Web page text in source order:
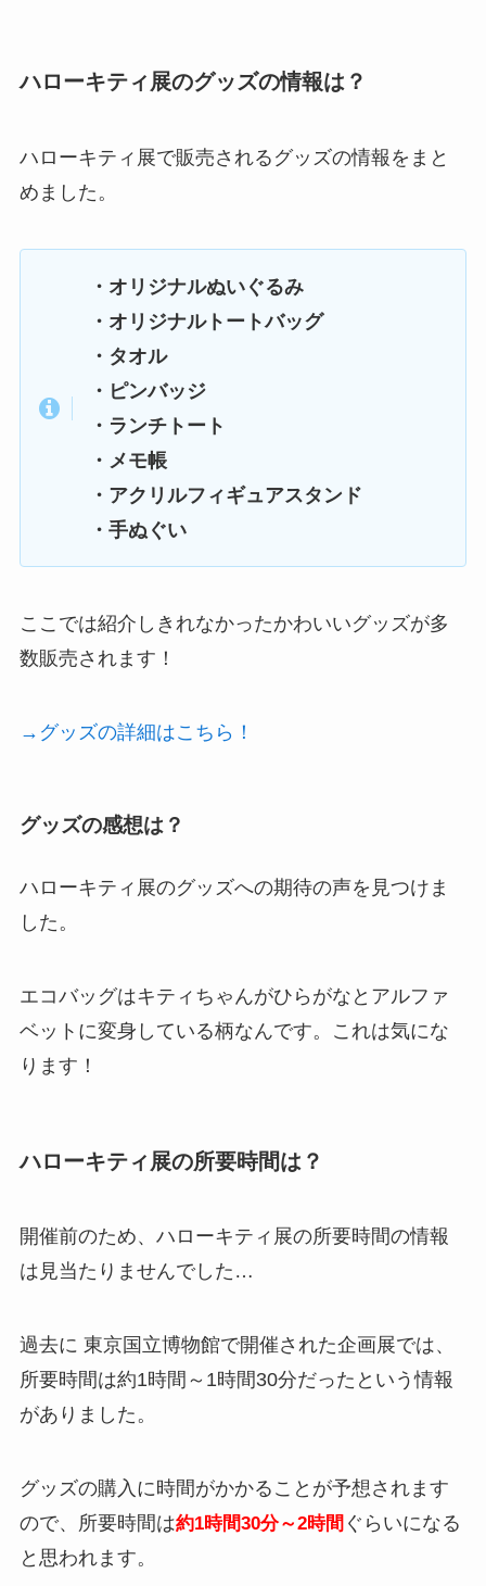
ハローキティ展のグッズの情報は？
ハローキティ展で販売されるグッズの情報をまと
めました。
・オリジナルぬいぐるみ
・オリジナルトートバッグ
・タオル
・ピンバッジ
・ランチトート
・メモ帳
・アクリルフィギュアスタンド
・手ぬぐい
ここでは紹介しきれなかったかわいいグッズが多
数販売されます！
→グッズの詳細はこちら！
グッズの感想は？
ハローキティ展のグッズへの期待の声を見つけま
した。
エコバッグはキティちゃんがひらがなとアルファ
ベットに変身している柄なんです。これは気にな
ります！
ハローキティ展の所要時間は？
開催前のため、ハローキティ展の所要時間の情報
は見当たりませんでした…
過去に 東京国立博物館で開催された企画展では、
所要時間は約1時間～1時間30分だったという情報
がありました。
グッズの購入に時間がかかることが予想されます
ので、所要時間は約1時間30分～2時間 ぐらいになる
と思われます。